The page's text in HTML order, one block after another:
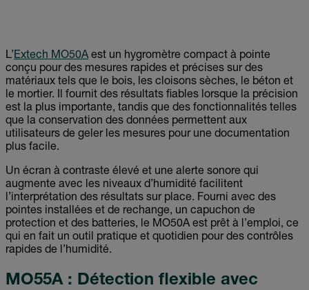
L’Extech MO50Aest un hygromètre compact à pointe
conçu pour des mesures rapides et précises sur des
matériaux tels que le bois, les cloisons sèches, le béton et
le mortier. Il fournit des résultats fiables lorsque la précision
est la plus importante, tandis que des fonctionnalités telles
que la conservation des données permettent aux
utilisateurs de geler les mesures pour une documentation
plus facile.
Un écran à contraste élevé et une alerte sonore qui
augmente avec les niveaux d’humidité facilitent
l’interprétation des résultats sur place. Fourni avec des
pointes installées et de rechange, un capuchon de
protection et des batteries, le MO50A est prêt à l’emploi, ce
qui en fait un outil pratique et quotidien pour des contrôles
rapides de l’humidité.
MO55A : Détection flexible avec